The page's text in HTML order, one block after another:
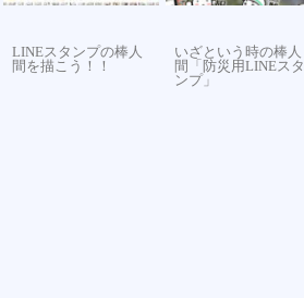
LINEスタンプの棒人
間を描こう！！
いざという時の棒人
間「防災用LINEスタ
ンプ」